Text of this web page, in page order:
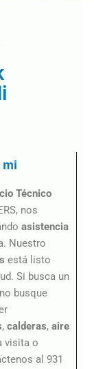
mi
Técnico
nos
asistencia
Nuestro
está listo
Si busca un
busque
, calderas, aire
visita o
al 931